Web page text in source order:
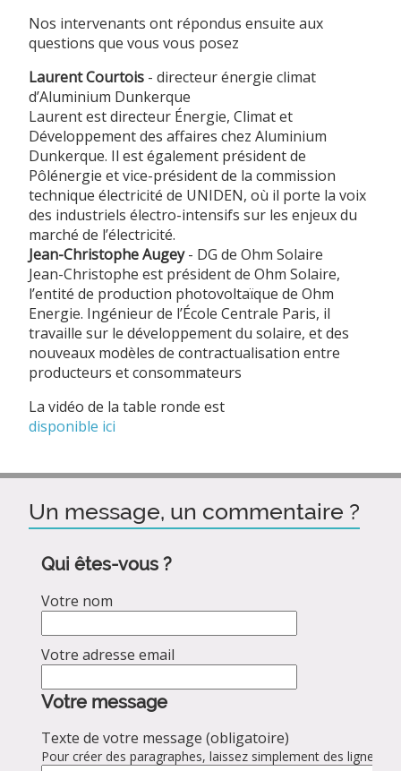
Nos intervenants ont répondus ensuite aux
questions que vous vous posez
Laurent Courtois - directeur énergie climat
d’Aluminium Dunkerque
Laurent est directeur Énergie, Climat et
Développement des affaires chez Aluminium
Dunkerque. Il est également président de
Pôlénergie et vice-président de la commission
technique électricité de UNIDEN, où il porte la voix
des industriels électro-intensifs sur les enjeux du
marché de l’électricité.
Jean-Christophe Augey- DG de Ohm Solaire
Jean-Christophe est président de Ohm Solaire,
l’entité de production photovoltaïque de Ohm
Energie. Ingénieur de l’École Centrale Paris, il
travaille sur le développement du solaire, et des
nouveaux modèles de contractualisation entre
producteurs et consommateurs
La vidéo de la table ronde est
disponible ici
Un message, un commentaire ?
Qui êtes-vous ?
Votre nom
Votre adresse email
Votre message
Texte de votre message (obligatoire)
Pour créer des paragraphes, laissez simplement des lignes